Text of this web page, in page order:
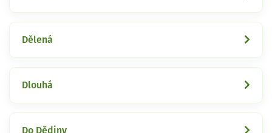
Dělená
Dlouhá
Do Dědiny